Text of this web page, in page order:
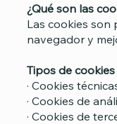
¿Qué son las
Las cookies son
navegador y
Tipos de
· Cookies
· Cookies de
· Cookies de